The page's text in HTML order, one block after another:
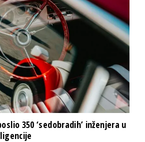
350 ‘sedobradih’ inženjera u